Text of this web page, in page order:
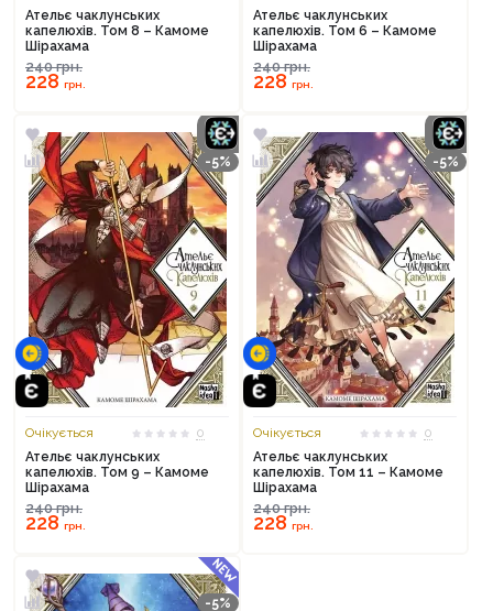
Ательє чаклунських
капелюхів. Том 8 – Камоме
Шірахама
240грн.
228грн.
Ательє чаклунських
капелюхів. Том 6 – Камоме
Шірахама
240грн.
228грн.
-5%
Очікується
0
Ательє чаклунських
капелюхів. Том 9 – Камоме
Шірахама
240грн.
228грн.
-5%
Очікується
0
Ательє чаклунських
капелюхів. Том 11 – Камоме
Шірахама
240грн.
228грн.
-5%